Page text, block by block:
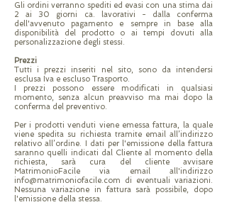
Gli ordini verranno spediti ed evasi con una stima dai
2 ai 30 giorni ca. lavorativi - dalla conferma
dell'avvenuto pagamento e sempre in base alla
disponibilità del prodotto o ai tempi dovuti alla
personalizzazione degli stessi.
Prezzi
Tutti i prezzi inseriti nel sito, sono da intendersi
esclusa Iva e escluso Trasporto.
I prezzi possono essere modificati in qualsiasi
momento, senza alcun preavviso ma mai dopo la
conferma del preventivo.
Per i prodotti venduti viene emessa fattura, la quale
viene spedita su richiesta tramite email all’indirizzo
relativo all’ordine. I dati per l'emissione della fattura
saranno quelli indicati dal Cliente al momento della
richiesta, sarà cura del cliente avvisare
MatrimonioFacile via email all'indirizzo
info@matrimoniofacile.com di eventuali variazioni.
Nessuna variazione in fattura sarà possibile, dopo
l'emissione della stessa.